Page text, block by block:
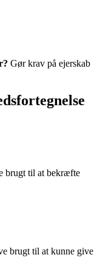
Gør krav på ejerskab
brugt til at bekræfte
brugt til at kunne give